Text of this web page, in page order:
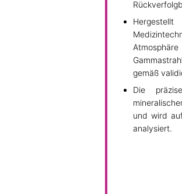
gemäß
Die
und wird
analysiert.